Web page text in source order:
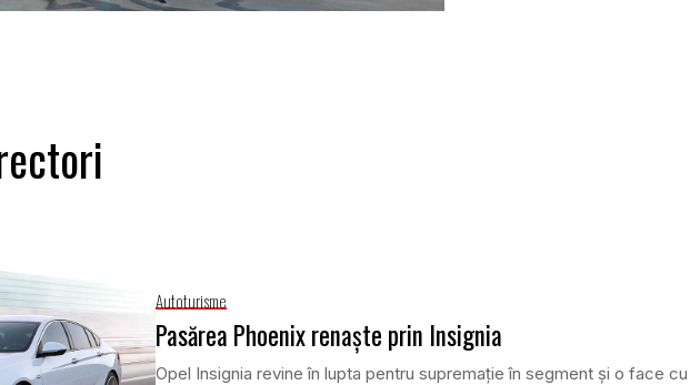
Autoturisme
Pasărea Phoenix renaște prin Insignia
Opel Insignia revine în lupta pentru supremație în segment și o face cu